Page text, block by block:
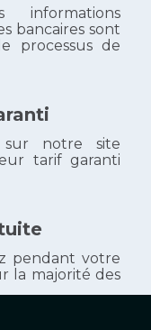
bancaires sont
processus de
sur notre site
tarif garanti
pendant votre
la majorité des